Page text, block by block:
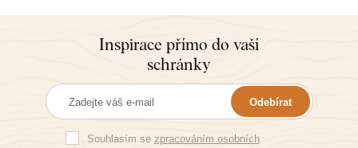
Inspirace přímo do vaší
schránky
Odebírat
Souhlasím se zpracováním osobních